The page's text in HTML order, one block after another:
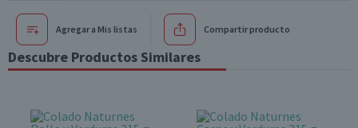
Agregar a Mis listas Compartir producto
Descubre Productos Similares